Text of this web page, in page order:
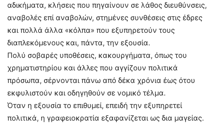
αδικήματα, κλήσεις που πηγαίνουν σε λάθος διευθύνσεις,
αναβολές επί αναβολών, στημένες συνθέσεις στις έδρες
και πολλά άλλα «κόλπα» που εξυπηρετούν τους
διαπλεκόμενους και, πάντα, την εξουσία.
Πολύ σοβαρές υποθέσεις, κακουργήματα, όπως του
χρηματιστηρίου και άλλες που αγγίζουν πολιτικά
πρόσωπα, σέρνονται πάνω από δέκα χρόνια έως ότου
εκφυλιστούν και οδηγηθούν σε νομικό τέλμα.
Όταν η εξουσία το επιθυμεί, επειδή την εξυπηρετεί
πολιτικά, η γραφειοκρατία εξαφανίζεται ως δια μαγείας.